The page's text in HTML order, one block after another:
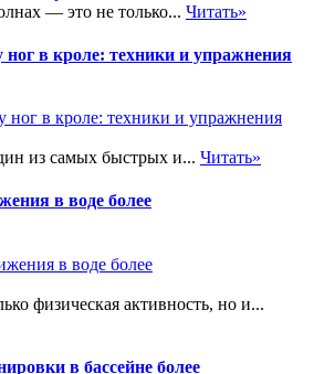
— это не только... Читать»
в кроле: техники и упражнения
из самых быстрых и... Читать»
в воде более
физическая активность, но и...
в бассейне более